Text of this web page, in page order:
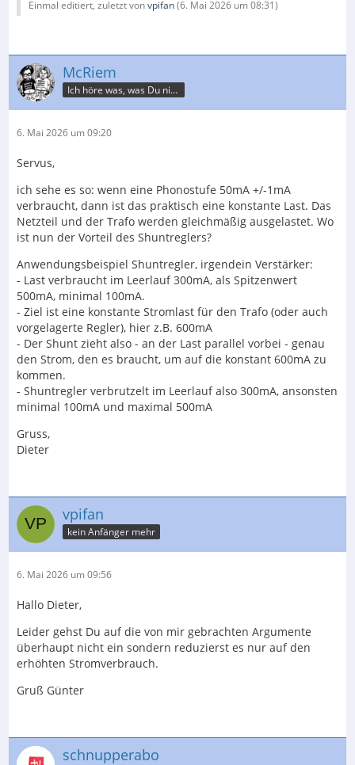
Einmal editiert, zuletzt vonvpifan(6. Mai 2026 um 08:31)
McRiem
Ich höre was, was Du nicht misst.
6. Mai 2026 um 09:20
Servus,
ich sehe es so: wenn eine Phonostufe 50mA +/-1mA
verbraucht, dann ist das praktisch eine konstante Last. Das
Netzteil und der Trafo werden gleichmäßig ausgelastet. Wo
ist nun der Vorteil des Shuntreglers?
Anwendungsbeispiel Shuntregler, irgendein Verstärker:
- Last verbraucht im Leerlauf 300mA, als Spitzenwert
500mA, minimal 100mA.
- Ziel ist eine konstante Stromlast für den Trafo (oder auch
vorgelagerte Regler), hier z.B. 600mA
- Der Shunt zieht also - an der Last parallel vorbei - genau
den Strom, den es braucht, um auf die konstant 600mA zu
kommen.
- Shuntregler verbrutzelt im Leerlauf also 300mA, ansonsten
minimal 100mA und maximal 500mA
Gruss,
Dieter
vpifan
kein Anfänger mehr
6. Mai 2026 um 09:56
Hallo Dieter,
Leider gehst Du auf die von mir gebrachten Argumente
überhaupt nicht ein sondern reduzierst es nur auf den
erhöhten Stromverbrauch.
Gruß Günter
schnupperabo